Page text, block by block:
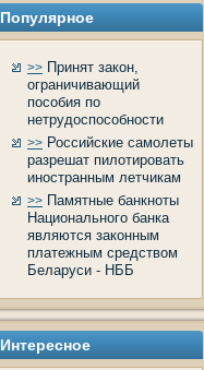
Популярное
>> Принят закон,
ограничивающий
пособия по
нетрудоспособности
>> Российские самолеты
разрешат пилотировать
иностранным летчикам
>> Памятные банкноты
Национального банка
являются законным
платежным средством
Беларуси - НББ
Интересное